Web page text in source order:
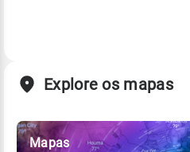
Explore os mapas
Mapas